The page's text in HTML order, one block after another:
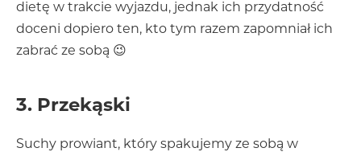
dietę w trakcie wyjazdu, jednak ich przydatność
doceni dopiero ten, kto tym razem zapomniał ich
zabrać ze sobą 😉
3. Przekąski
Suchy prowiant, który spakujemy ze sobą w